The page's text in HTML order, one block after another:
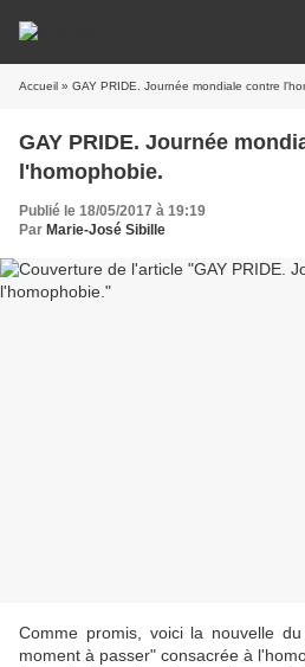
Accueil » GAY PRIDE. Journée mondiale contre
GAY PRIDE. Journée
l'homophobie.
Publié le 18/05/2017 à 19:19
Par Marie-José Sibille
Comme promis, voici la nouvelle
moment à passer" consacrée à